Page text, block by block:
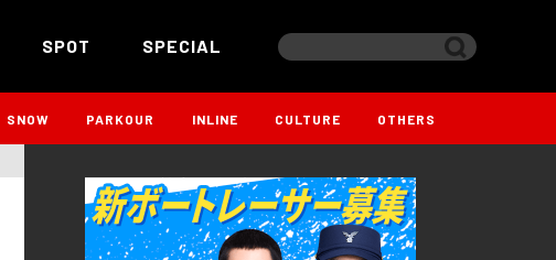
SPOT SPECIAL
SNOW PARKOUR INLINE CULTURE OTHERS